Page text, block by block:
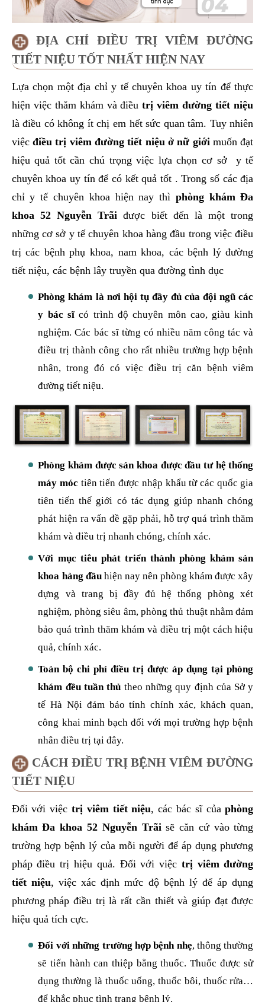
ĐỊA CHỈ ĐIỀU TRỊ VIÊM ĐƯỜNG
TIẾT NIỆU TỐT NHẤT HIỆN NAY
Lựa chọn một địa chỉ y tế chuyên khoa uy tín để thực
hiện việc thăm khám và điềutrị viêm đường tiết niệu
là điều có không ít chị em hết sức quan tâm. Tuy nhiên
việc điều trị viêm đường tiết niệu ở nữ giớimuốn đạt
hiệu quả tốt cần chú trọng việc lựa chọn cơ sở y tế
chuyên khoa uy tín để có kết quả tốt . Trong số các địa
chỉ y tế chuyên khoa hiện nay thì phòng khám Đa
khoa 52 Nguyễn Trãiđược biết đến là một trong
những cơ sở y tế chuyên khoa hàng đầu trong việc điều
trị các bệnh phụ khoa, nam khoa, các bệnh lý đường
tiết niệu, các bệnh lây truyền qua đường tình dục
Phòng khám là nơi hội tụ đầy đủ của đội ngũ các
y bác sĩ có trình độ chuyên môn cao, giàu kinh
nghiệm. Các bác sĩ từng có nhiều năm công tác và
điều trị thành công cho rất nhiều trường hợp bệnh
nhân, trong đó có việc điều trị căn bệnh viêm
đường tiết niệu.
Phòng khám được sản khoa được đầu tư hệ thống
máy móc tiên tiến được nhập khẩu từ các quốc gia
tiên tiến thế giới có tác dụng giúp nhanh chóng
phát hiện ra vấn đề gặp phải, hỗ trợ quá trình thăm
khám và điều trị nhanh chóng, chính xác.
Với mục tiêu phát triển thành phòng khám sản
khoa hàng đầuhiện nay nên phòng khám được xây
dựng và trang bị đầy đủ hệ thống phòng xét
nghiệm, phòng siêu âm, phòng thủ thuật nhằm đảm
bảo quá trình thăm khám và điều trị một cách hiệu
quả, chính xác.
Toàn bộ chi phí điều trị được áp dụng tại phòng
khám đều tuần thủ theo những quy định của Sở y
tế Hà Nội đảm bảo tính chính xác, khách quan,
công khai minh bạch đối với mọi trường hợp bệnh
nhân điều trị tại đây.
CÁCH ĐIỀU TRỊ BỆNH VIÊM ĐƯỜNG
TIẾT NIỆU
Đối với việc trị viêm tiết niệu, các bác sĩ củaphòng
khám Đa khoa 52 Nguyễn Trãisẽ căn cứ vào từng
trường hợp bệnh lý của mỗi người để áp dụng phương
pháp điều trị hiệu quả. Đối với việc trị viêm đường
tiết niệu, việc xác định mức độ bệnh lý để áp dụng
phương pháp điều trị là rất cần thiết và giúp đạt được
hiệu quả tích cực.
Đối với những trường hợp bệnh nhẹ, thông thường
sẽ tiến hành can thiệp bằng thuốc. Thuốc được sử
dụng thường là thuốc uống, thuốc bôi, thuốc rửa…
để khắc phục tình trạng bệnh lý.